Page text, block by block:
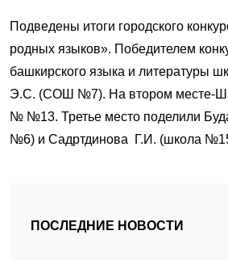
Подведены итоги городского
родных языков». Победителем
башкирского языка и литературы
Э.С. (СОШ №7). На втором месте-
№ №13. Третье место поделили
№6) и Садртдинова Г.И. (школа
ПОСЛЕДНИЕ НОВОСТИ